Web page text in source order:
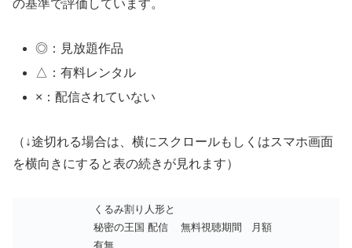
の基準で評価しています。
◎：見放題作品
△：有料レンタル
×：配信されていない
（↓途切れる場合は、横にスクロールもしくはスマホ画面
を横向きにすると表の続きが見れます）
くるみ割り人形と
秘密の王国 配信
有無
無料視聴期間 月額